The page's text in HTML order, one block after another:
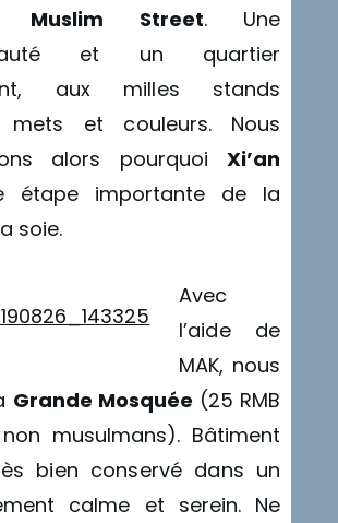
Muslim Street. Une
et un quartier
aux milles stands
mets et couleurs. Nous
alors pourquoiXi’an
étape importante de la
soie.
Avec
l’aide de
MAK, nous
Grande Mosquée (25 RMB
musulmans). Bâtiment
bien conservé dans un
calme et serein. Ne